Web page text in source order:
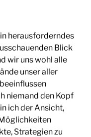
herausforderndes
Blick
wir uns wohl alle
unser aller
niemand den Kopf
ich der Ansicht,
Strategien zu